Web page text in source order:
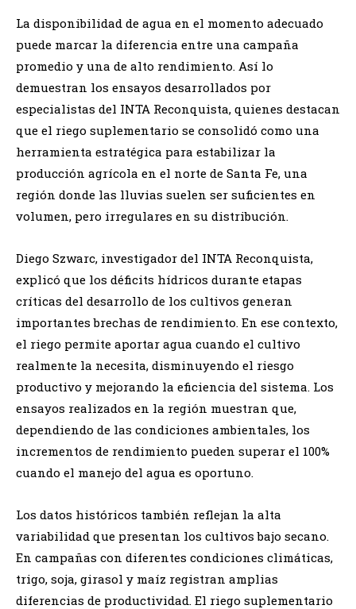
La disponibilidad de agua en el momento adecuado
puede marcar la diferencia entre una campaña
promedio y una de alto rendimiento. Así lo
demuestran los ensayos desarrollados por
especialistas del INTA Reconquista, quienes destacan
que el riego suplementario se consolidó como una
herramienta estratégica para estabilizar la
producción agrícola en el norte de Santa Fe, una
región donde las lluvias suelen ser suficientes en
volumen, pero irregulares en su distribución.
Diego Szwarc, investigador del INTA Reconquista,
explicó que los déficits hídricos durante etapas
críticas del desarrollo de los cultivos generan
importantes brechas de rendimiento. En ese contexto,
el riego permite aportar agua cuando el cultivo
realmente la necesita, disminuyendo el riesgo
productivo y mejorando la eficiencia del sistema. Los
ensayos realizados en la región muestran que,
dependiendo de las condiciones ambientales, los
incrementos de rendimiento pueden superar el 100%
cuando el manejo del agua es oportuno.
Los datos históricos también reflejan la alta
variabilidad que presentan los cultivos bajo secano.
En campañas con diferentes condiciones climáticas,
trigo, soja, girasol y maíz registran amplias
diferencias de productividad. El riego suplementario